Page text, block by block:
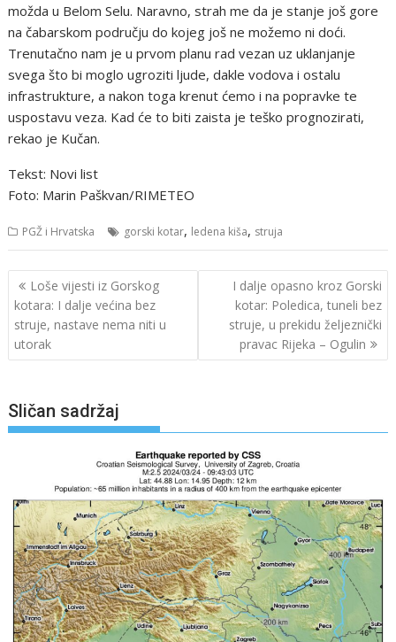
možda u Belom Selu. Naravno, strah me da je stanje još gore
na čabarskom području do kojeg još ne možemo ni doći.
Trenutačno nam je u prvom planu rad vezan uz uklanjanje
svega što bi moglo ugroziti ljude, dakle vodova i ostalu
infrastrukture, a nakon toga krenut ćemo i na popravke te
uspostavu veza. Kad će to biti zaista je teško prognozirati,
rekao je Kučan.
Tekst: Novi list
Foto: Marin Paškvan/RIMETEO
PGŽ i Hrvatska gorski kotar, ledena kiša, struja
Navigacija
objava
Loše vijesti iz Gorskog
kotara: I dalje većina bez
struje, nastave nema niti u
utorak
I dalje opasno kroz Gorski
kotar: Poledica, tuneli bez
struje, u prekidu željeznički
pravac Rijeka – Ogulin
Sličan sadržaj